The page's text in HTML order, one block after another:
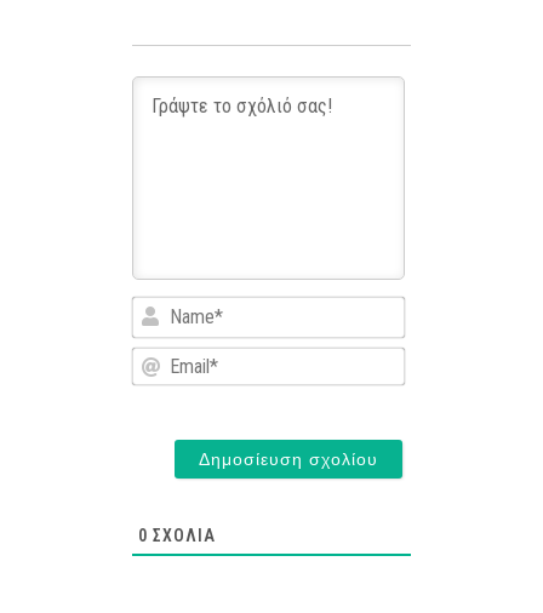
Name*
Email*
0 ΣΧΌΛΙΑ